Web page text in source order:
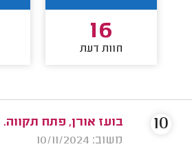
16
חוות דעת
בועז אורן, פתח תקווה.
משוב: 10/11/2024
10